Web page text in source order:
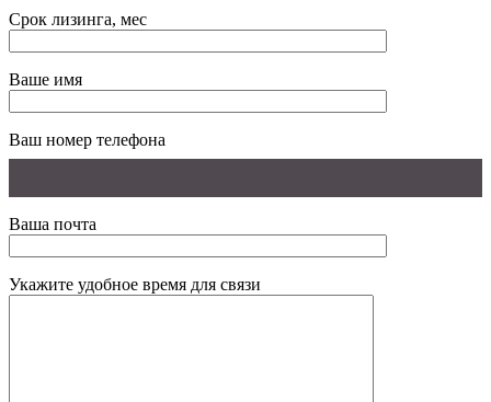
Срок лизинга, мес
Ваше имя
Ваш номер телефона
Ваша почта
Укажите удобное время для связи